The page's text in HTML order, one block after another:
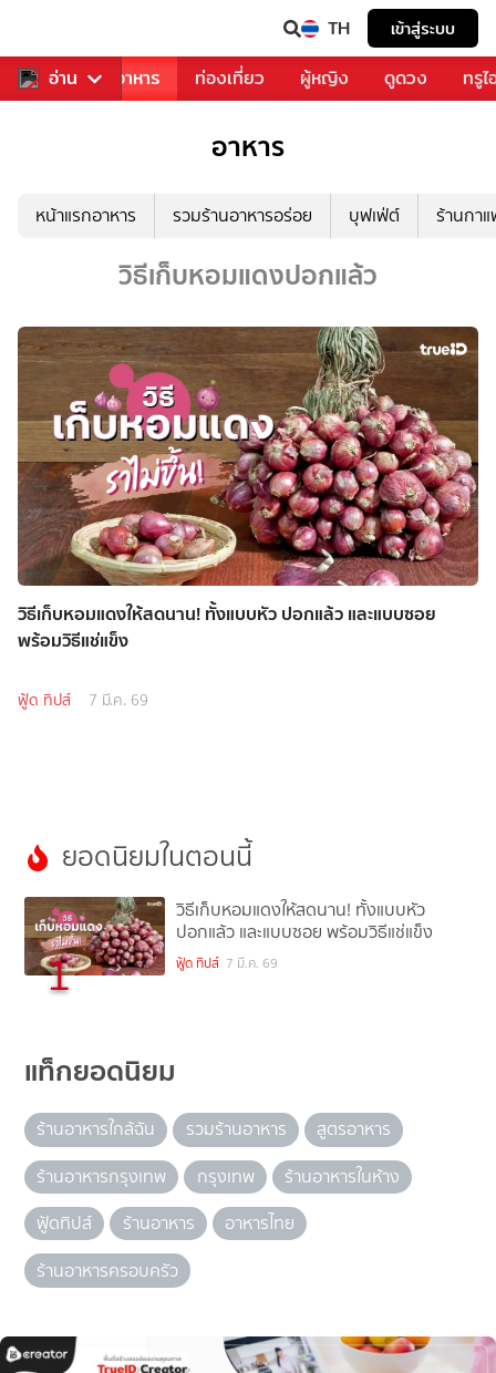
TH เข้าสู่ระบบ
อ่าน
การเพลง อาหาร ท่องเที่ยว ผู้หญิง ดูดวง ทรู
อาหาร
หน้าแรกอาหาร รวมร้านอาหารอร่อย บุฟเฟ่ต์ ร้านกา
วิธีเก็บหอมแดงปอกแล้ว
วิธีเก็บหอมแดงให้สดนาน! ทั้งแบบหัว ปอกแล้ว และแบบซอย
พร้อมวิธีแช่แข็ง
ฟู้ด ทิปส์ 7 มี.ค. 69
ยอดนิยมในตอนนี้
1
วิธีเก็บหอมแดงให้สดนาน! ทั้งแบบหัว
ปอกแล้ว และแบบซอย พร้อมวิธีแช่แข็ง
ฟู้ด ทิปส์ 7 มี.ค. 69
แท็กยอดนิยม
ร้านอาหารใกล้ฉัน รวมร้านอาหาร
สูตรอาหาร
ร้านอาหารกรุงเทพ
กรุงเทพ
ร้านอาหารในห้าง
ฟู้ดทิปส์
ร้านอาหาร
อาหารไทย
ร้านอาหารครอบครัว